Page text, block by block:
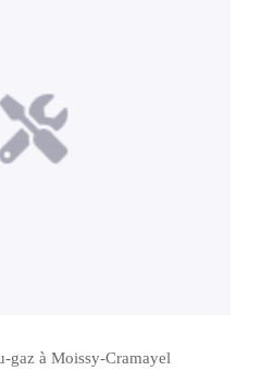
gaz à Moissy-Cramayel